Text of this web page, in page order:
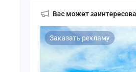
Вас может
Заказать рекламу